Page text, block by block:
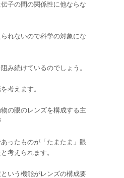
子の間の関係性に他ならな
れないので科学の対象にな
み続けているのでしょう。
考えます。
の眼のレンズを構成する主
ったものが「たまたま」眼
考えられます。
いう機能がレンズの構成要